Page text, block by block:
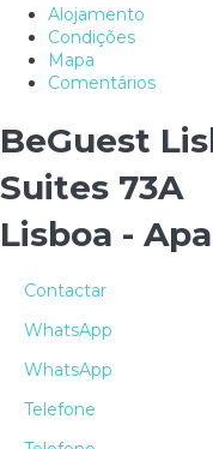
Alojamento
Condições
Mapa
Comentários
BeGuest
Suites 73A
Lisboa -
Contactar
WhatsApp
WhatsApp
Telefone